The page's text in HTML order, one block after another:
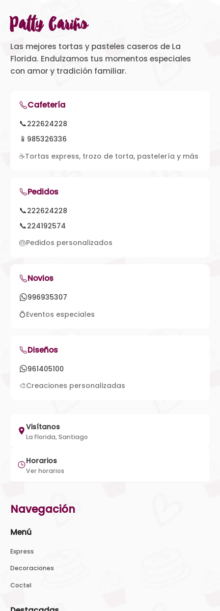
Patty Cariño
Las mejores tortas y pasteles caseros de La
Florida. Endulzamos tus momentos especiales
con amor y tradición familiar.
Cafetería
📞222624228
📱 985326336
☕Tortas express, trozo de torta, pastelería y más
Pedidos
📞222624228
📞224192574
🎂Pedidos personalizados
Novios
996935307
💍Eventos especiales
Diseños
961405100
🎨Creaciones personalizadas
Visítanos
La Florida, Santiago
Horarios
Ver horarios
Navegación
Menú
Express
Decoraciones
Coctel